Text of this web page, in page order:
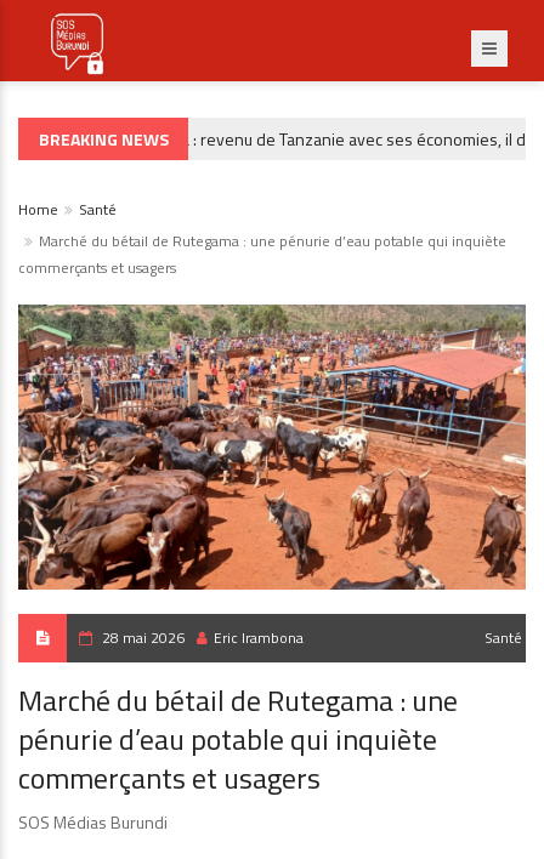
BREAKING NEWS
CRIMINALITÉ Burunga : revenu de Tanzanie avec ses économies, il
Home
Santé
Marché du bétail de Rutegama : une pénurie d’eau potable qui inquiète
commerçants et usagers
28 mai 2026 Eric Irambona Santé
Marché du bétail de Rutegama : une
pénurie d’eau potable qui inquiète
commerçants et usagers
SOS Médias Burundi